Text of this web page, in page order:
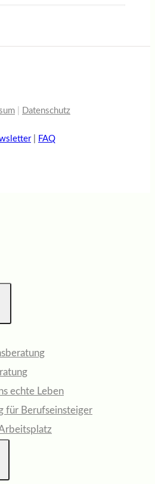
Datenschutz
| FAQ
echte Leben
für Berufseinsteiger